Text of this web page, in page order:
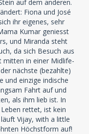
auf dem anderen.
Fiona und José
ihr eigenes, sehr
Kumar geniesst
und Miranda steht
da sich Besuch aus
mitten in einer Midlife-
nächste (bezahlte)
und einzige indische
Fahrt auf und
als ihm lieb ist. In
rettet, ist kein
Vijay, with a little
Höchstform auf!